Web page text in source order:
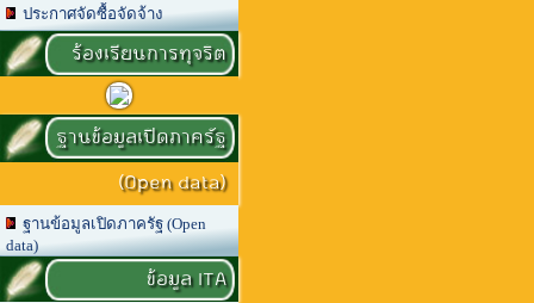
ประกาศจัดซื้อจัดจ้าง
ร้องเรียนการทุจริต
ฐานข้อมูลเปิดภาครัฐ
(Open data)
ฐานข้อมูลเปิดภาครัฐ (Open
data)
ข้อมูล ITA